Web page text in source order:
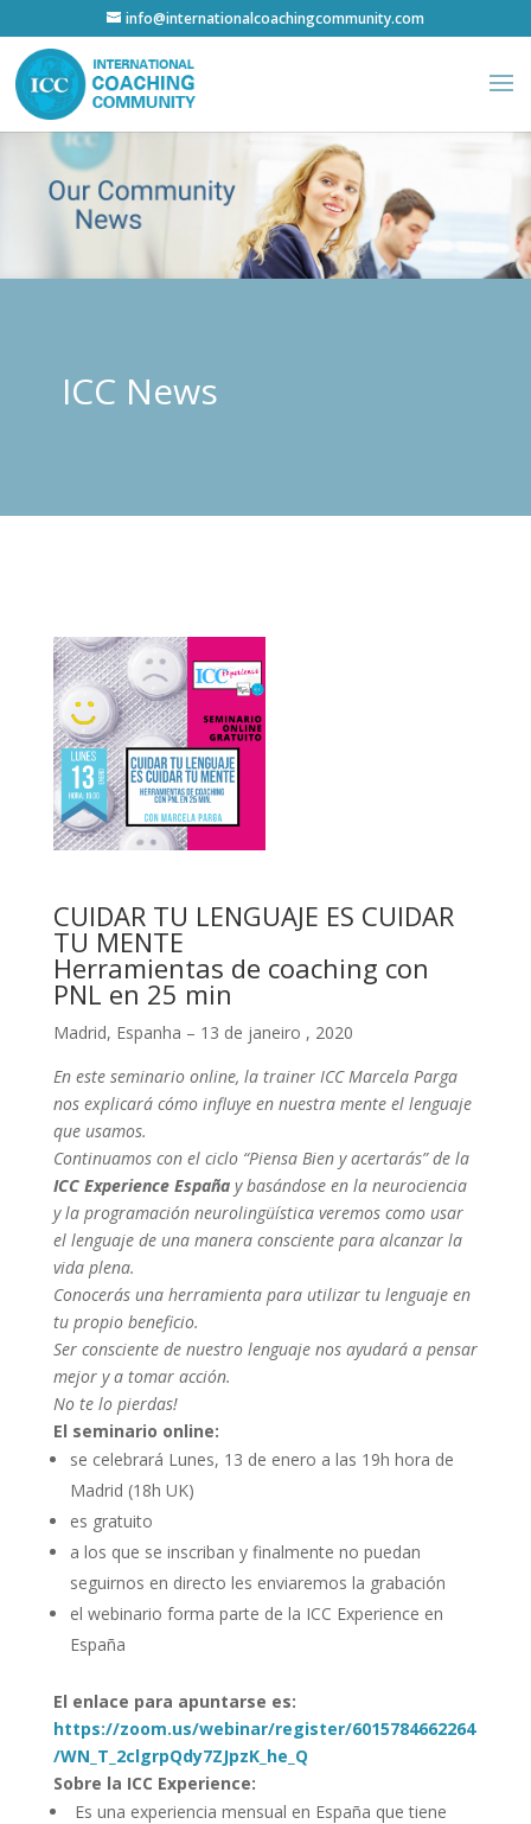
info@internationalcoachingcommunity.com
ICC News
CUIDAR TU LENGUAJE ES CUIDAR
TU MENTE
Herramientas de coaching con
PNL en 25 min
Madrid, Espanha – 13 de janeiro , 2020
En este seminario online, la trainer ICC Marcela Parga
nos explicará cómo influye en nuestra mente el lenguaje
que usamos.
Continuamos con el ciclo “Piensa Bien y acertarás” de la
ICC Experience Españay basándose en la neurociencia
y la programación neurolingüística veremos como usar
el lenguaje de una manera consciente para alcanzar la
vida plena.
Conocerás una herramienta para utilizar tu lenguaje en
tu propio beneficio.
Ser consciente de nuestro lenguaje nos ayudará a pensar
mejor y a tomar acción.
No te lo pierdas!
El seminario online:
se celebrará Lunes, 13 de enero a las 19h hora de
Madrid (18h UK)
es gratuito
a los que se inscriban y finalmente no puedan
seguirnos en directo les enviaremos la grabación
el webinario forma parte de la ICC Experience en
España
El enlace para apuntarse es:
https://zoom.us/webinar/register/6015784662264
/WN_T_2clgrpQdy7ZJpzK_he_Q
Sobre la ICC Experience:
Es una experiencia mensual en España que tiene